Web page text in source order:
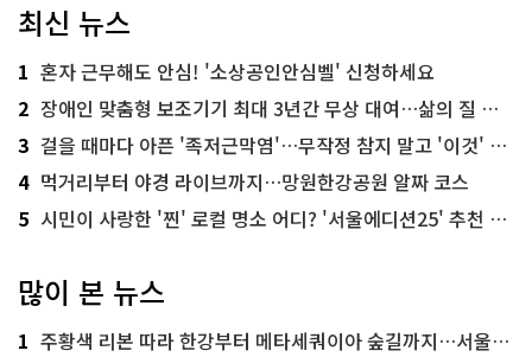
최신 뉴스
1 혼자 근무해도 안심! '소상공인안심벨' 신청하세요
2 장애인 맞춤형 보조기기 최대 3년간 무상 대여…삶의 질 높인다
3 걸을 때마다 아픈 '족저근막염'…무작정 참지 말고 '이것' 해보세요!
4 먹거리부터 야경 라이브까지…망원한강공원 알짜 코스
5 시민이 사랑한 '찐' 로컬 명소 어디? '서울에디션25' 추천 코스
많이 본 뉴스
1 주황색 리본 따라 한강부터 메타세쿼이아 숲길까지…서울둘레길 15코스